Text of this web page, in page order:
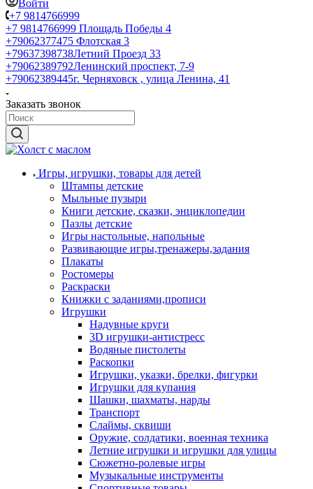
Войти
+7 9814766999
+7 9814766999 Площадь Победы 4
+79062377475 Флотская 3
+79637398738Летний Проезд 33
+79062389792Ленинский проспект, 7-9
+79062389445г. Черняховск , улица Ленина, 41
Заказать звонок
Игры, игрушки, товары для детей
Штампы детские
Мыльные пузыри
Книги детские, сказки, энциклопедии
Пазлы детские
Игры настольные, напольные
Развивающие игры,тренажеры,задания
Плакаты
Ростомеры
Раскраски
Книжки с заданиями,прописи
Игрушки
Надувные круги
3D игрушки-антистресс
Водяные пистолеты
Раскопки
Игрушки, указки, брелки, фигурки
Игрушки для купания
Шашки, шахматы, нарды
Транспорт
Слаймы, сквиши
Оружие, солдатики, военная техника
Летние игрушки и игрушки для улицы
Сюжетно-ролевые игры
Музыкальные инструменты